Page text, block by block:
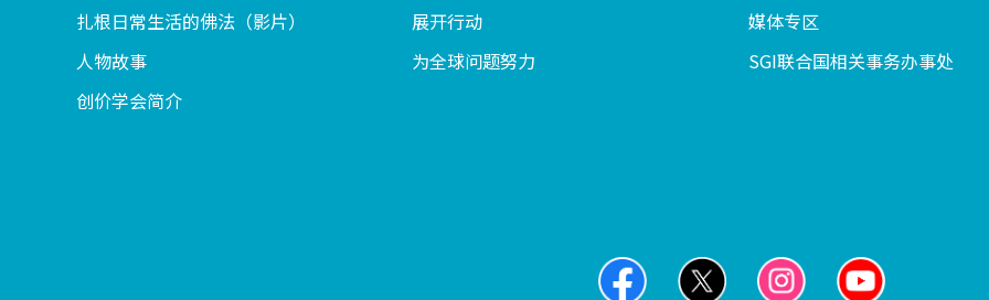
扎根日常生活的佛法（影片）
人物故事
创价学会简介
展开行动
为全球问题努力
媒体专区
SGI联合国相关事务办事处